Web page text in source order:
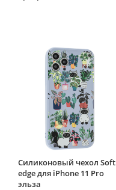
Силиконовый чехол Soft
edge для iPhone 11 Pro
эльза